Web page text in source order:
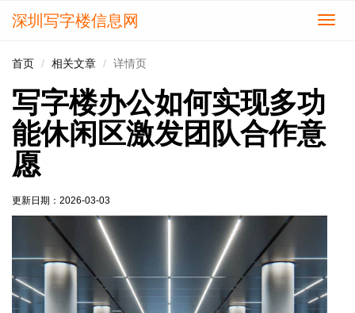
切
深圳写字楼信息网
首页 相关文章 详情页
写字楼办公如何实现多功
能休闲区激发团队合作意
愿
更新日期： 2026-03-03